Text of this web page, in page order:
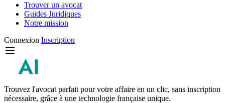
Trouver un avocat
Guides Juridiques
Notre mission
Connexion Inscription
Trouvez l'avocat parfait pour votre affaire en un clic, sans inscription
nécessaire, grâce à une technologie française unique.